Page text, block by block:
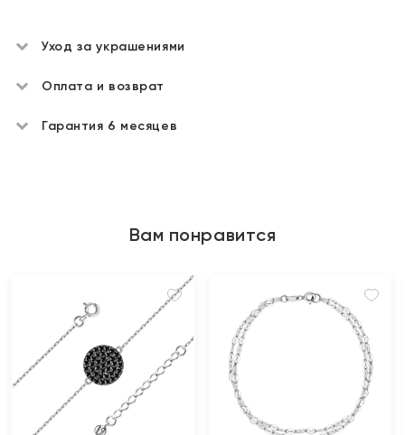
Уход за украшениями
Оплата и возврат
Гарантия 6 месяцев
Вам понравится